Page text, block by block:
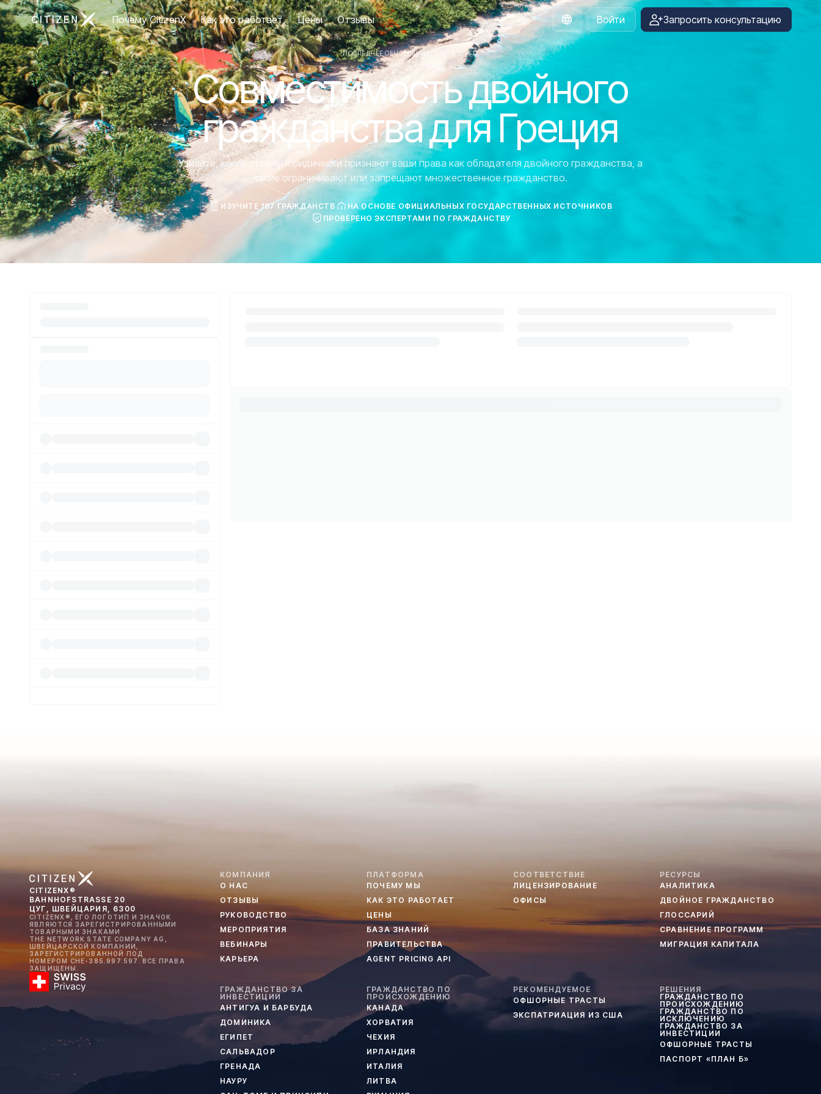
Перейти на главную страницу CitizenX
Почему CitizenX Как это работает Цены Отзывы
Russian
Войти Запросить консультацию
ПОСЛЕДНЕЕ ОБНОВЛЕНИЕ: 19 МАЯ 2026 Г.
Совместимость двойного
гражданства для Греция
Узнайте, какие страны юридически признают ваши права как обладателя двойного гражданства, а
какие ограничивают или запрещают множественное гражданство.
ИЗУЧИТЕ 197 ГРАЖДАНСТВ
НА ОСНОВЕ ОФИЦИАЛЬНЫХ ГОСУДАРСТВЕННЫХ ИСТОЧНИКОВ
ПРОВЕРЕНО ЭКСПЕРТАМИ ПО ГРАЖДАНСТВУ
CITIZENX®
BAHNHOFSTRASSE 20
ЦУГ, ШВЕЙЦАРИЯ, 6300
CITIZENX®, ЕГО ЛОГОТИП И ЗНАЧОК
ЯВЛЯЮТСЯ ЗАРЕГИСТРИРОВАННЫМИ
ТОВАРНЫМИ ЗНАКАМИ
THE NETWORK STATE COMPANY AG,
ШВЕЙЦАРСКОЙ КОМПАНИИ,
ЗАРЕГИСТРИРОВАННОЙ ПОД
НОМЕРОМ CHE-385.997.597. ВСЕ ПРАВА
ЗАЩИЩЕНЫ.
КОМПАНИЯ
О НАС
ОТЗЫВЫ
РУКОВОДСТВО
МЕРОПРИЯТИЯ
ВЕБИНАРЫ
КАРЬЕРА
ПЛАТФОРМА
ПОЧЕМУ МЫ
КАК ЭТО РАБОТАЕТ
ЦЕНЫ
БАЗА ЗНАНИЙ
ПРАВИТЕЛЬСТВА
AGENT PRICING API
СООТВЕТСТВИЕ
ЛИЦЕНЗИРОВАНИЕ
ОФИСЫ
РЕСУРСЫ
АНАЛИТИКА
ДВОЙНОЕ ГРАЖДАНСТВО
ГЛОССАРИЙ
СРАВНЕНИЕ ПРОГРАММ
МИГРАЦИЯ КАПИТАЛА
ГРАЖДАНСТВО ЗА
ИНВЕСТИЦИИ
АНТИГУА И БАРБУДА
ДОМИНИКА
ЕГИПЕТ
САЛЬВАДОР
ГРЕНАДА
НАУРУ
ГРАЖДАНСТВО ПО
ПРОИСХОЖДЕНИЮ
КАНАДА
ХОРВАТИЯ
ЧЕХИЯ
ИРЛАНДИЯ
ИТАЛИЯ
ЛИТВА
РЕКОМЕНДУЕМОЕ
ОФШОРНЫЕ ТРАСТЫ
ЭКСПАТРИАЦИЯ ИЗ США
РЕШЕНИЯ
ГРАЖДАНСТВО ПО
ПРОИСХОЖДЕНИЮ
ГРАЖДАНСТВО ПО
ИСКЛЮЧЕНИЮ
ГРАЖДАНСТВО ЗА
ИНВЕСТИЦИИ
ОФШОРНЫЕ ТРАСТЫ
ПАСПОРТ «ПЛАН Б»